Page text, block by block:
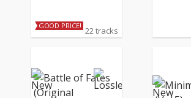
GOOD PRICE! 22 tracks